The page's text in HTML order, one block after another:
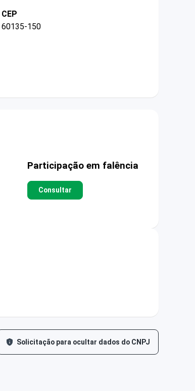
CEP
60135-150
Participação em falência
Consultar
Solicitação para ocultar dados do CNPJ